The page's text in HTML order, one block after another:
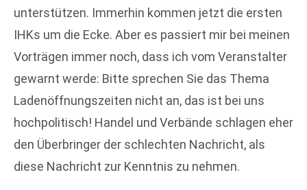
unterstützen. Immerhin kommen jetzt die ersten
IHKs um die Ecke. Aber es passiert mir bei meinen
Vorträgen immer noch, dass ich vom Veranstalter
gewarnt werde: Bitte sprechen Sie das Thema
Ladenöffnungszeiten nicht an, das ist bei uns
hochpolitisch! Handel und Verbände schlagen eher
den Überbringer der schlechten Nachricht, als
diese Nachricht zur Kenntnis zu nehmen.